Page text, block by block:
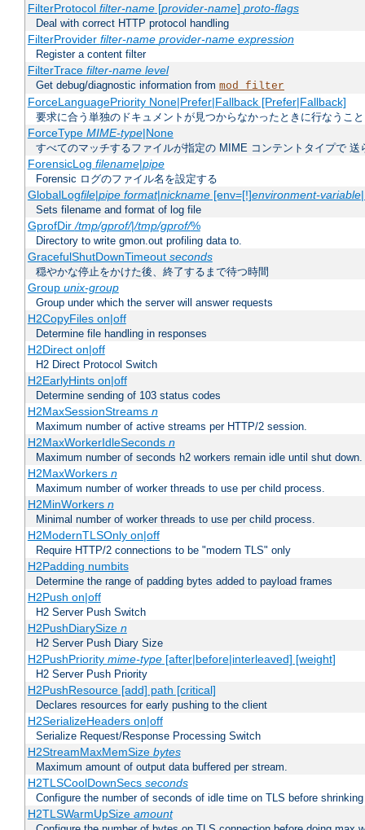
FilterProtocol filter-name[provider-name] proto-flags
Deal with correct HTTP protocol handling
FilterProvider filter-name provider-name expression
Register a content filter
FilterTrace filter-name level
Get debug/diagnostic information from mod_filter
ForceLanguagePriority None|Prefer|Fallback [Prefer|Fallback]
要求に合う単独のドキュメントが見つからなかったときに行なうこ
ForceType MIME-type|None
すべてのマッチするファイルが指定の MIME コンテントタイプで 送
ForensicLog filename|pipe
Forensic ログのファイル名を設定する
GlobalLogfile|pipe format|nickname[env=[!]environment-variable
Sets filename and format of log file
GprofDir/tmp/gprof/|/tmp/gprof/%
Directory to write gmon.out profiling data to.
GracefulShutDownTimeout seconds
穏やかな停止をかけた後、終了するまで待つ時間
Group unix-group
Group under which the server will answer requests
H2CopyFiles on|off
Determine file handling in responses
H2Direct on|off
H2 Direct Protocol Switch
H2EarlyHints on|off
Determine sending of 103 status codes
H2MaxSessionStreams n
Maximum number of active streams per HTTP/2 session.
H2MaxWorkerIdleSeconds n
Maximum number of seconds h2 workers remain idle until shut down.
H2MaxWorkers n
Maximum number of worker threads to use per child process.
H2MinWorkers n
Minimal number of worker threads to use per child process.
H2ModernTLSOnly on|off
Require HTTP/2 connections to be "modern TLS" only
H2Padding numbits
Determine the range of padding bytes added to payload frames
H2Push on|off
H2 Server Push Switch
H2PushDiarySize n
H2 Server Push Diary Size
H2PushPriority mime-type[after|before|interleaved] [weight]
H2 Server Push Priority
H2PushResource [add] path [critical]
Declares resources for early pushing to the client
H2SerializeHeaders on|off
Serialize Request/Response Processing Switch
H2StreamMaxMemSize bytes
Maximum amount of output data buffered per stream.
H2TLSCoolDownSecs seconds
Configure the number of seconds of idle time on TLS before
H2TLSWarmUpSize amount